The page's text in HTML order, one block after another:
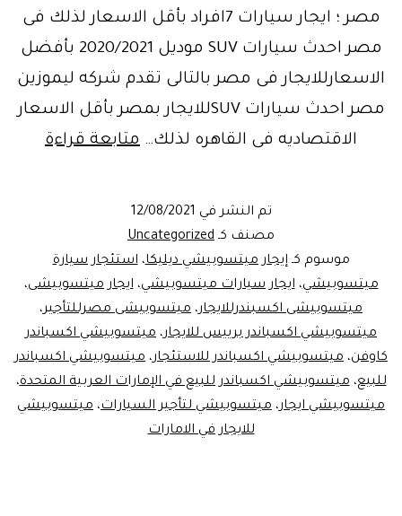
مصر ؛ ايجار سيارات 7افراد بأقل الاسعار لذلك فى
مصر احدث سيارات SUV موديل 2020/2021 بأفضل
الاسعارللايجار فى مصر بالتالى تقدم شركه ليموزين
مصر احدث سيارات SUVللايجار بمصر بأقل الاسعار
الاقتصاديه فى القاهره لذلك… متابعة قراءةالتميز
للايجار
تم النشر في 12/08/2021
مصنف كـ Uncategorized
موسوم كـإيجار ميتسوبيشي ديليكا،استئجار سيارة
ميتسوبيشي،ايجار سيارات ميتسوبيشي،ايجار ميتسوبيشى،
ميتسوبيشى اكسبندرللايجار، ميتسوبيشى مصرللتأجير،
ميتسوبيشي اكسباندر برييس للايجار، ميتسوبيشي اكسباندر
كاوفن، ميتسوبيشي اكسباندر للاستئجار، ميتسوبيشي اكسباندر
للبيع،ميتسوبيشي اكسباندر للبيع في الإمارات العربية المتحدة،
ميتسوبيشي ايجار، ميتسوبيشي لتأجير السيارات، ميتسوبيشي
للايجار في الامارات